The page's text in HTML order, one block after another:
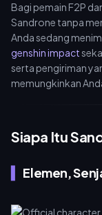
Bagi pemain F2P
Sandrone tanpa
Anda sedang
genshin impact
serta pengiriman
memungkinkan
Siapa Itu
Elemen,